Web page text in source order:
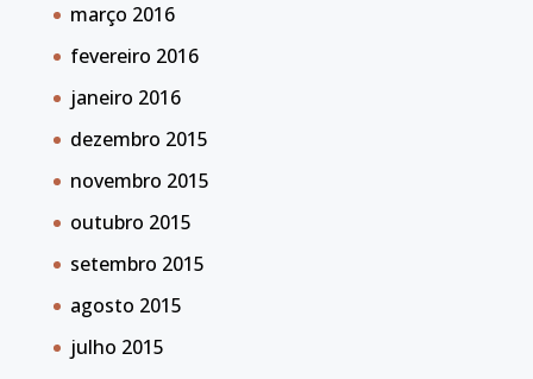
março 2016
fevereiro 2016
janeiro 2016
dezembro 2015
novembro 2015
outubro 2015
setembro 2015
agosto 2015
julho 2015